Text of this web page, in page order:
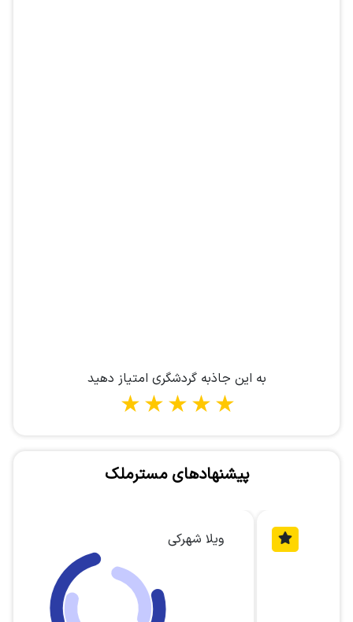
به این جاذبه گردشگری امتیاز دهید
5 stars
4 stars
3 stars
2 stars
پیشنهادهای مسترملک
ویلا شهرکی